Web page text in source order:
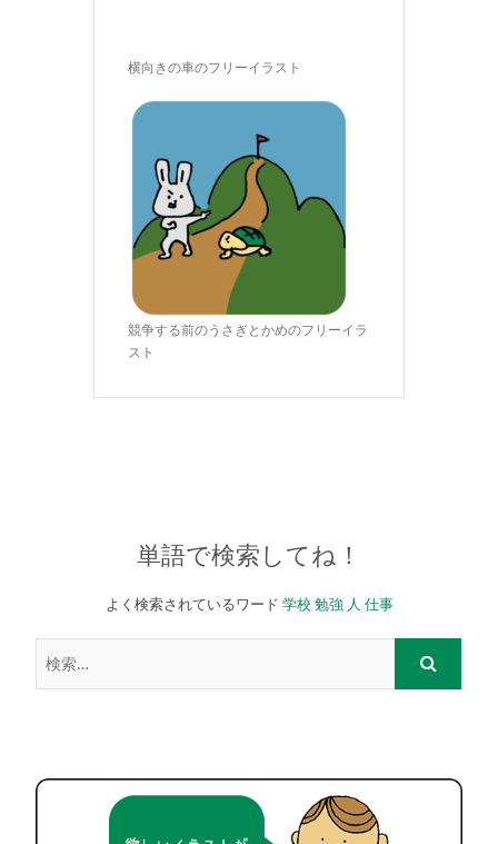
横向きの車のフリーイラスト
競争する前のうさぎとかめのフリーイラ
スト
単語で検索してね！
よく検索されているワード 学校 勉強 人 仕事